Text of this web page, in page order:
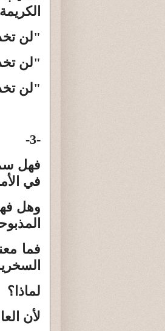
"لن
"لن
"لن
-3-
فهل
في
وهل
فما
لماذا؟
لأن